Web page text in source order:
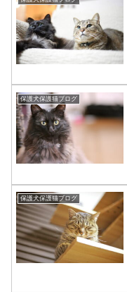
保護犬保護猫ブログ
保護犬保護猫ブログ